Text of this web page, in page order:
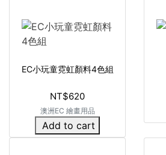
EC小玩童霓虹顏料4色組
NT$620
澳洲EC 繪畫用品
Add to cart